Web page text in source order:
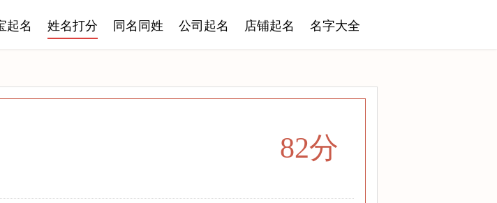
起名 姓名打分 同名同姓 公司起名 店铺起名 名字大全
82分